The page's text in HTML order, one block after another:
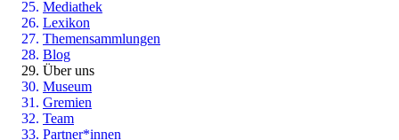
Mediathek
Lexikon
Themensammlungen
Blog
Über uns
Museum
Gremien
Team
Partner*innen